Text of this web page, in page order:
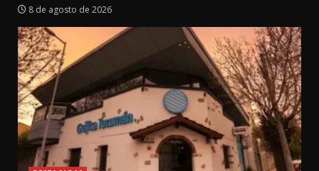
8 de agosto de 2026